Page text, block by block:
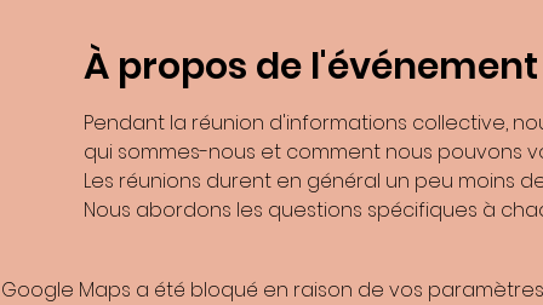
Pour exercer ces droits ou pour toute question sur le traitement de
À propos de l'événement
Pendant la réunion d'informations collective,
qui sommes-nous et comment nous pouvons
Les réunions durent en général un peu moins
Nous abordons les questions spécifiques à
Google Maps a été bloqué en raison de vos